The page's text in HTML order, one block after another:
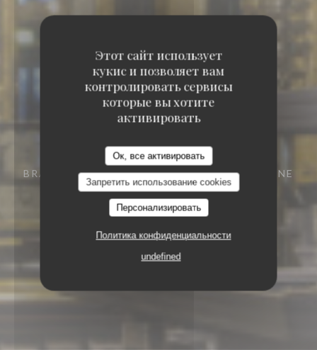
Этот сайт использует
кукис и позволяет вам
контролировать сервисы
которые вы хотите
активировать
Ок, все активировать
Запретить использование cookies
Персонализировать
Политика конфиденциальности
undefined
BRASSERIE - RESTAURANT
29 RUE VIVIENNE
75002 PARIS